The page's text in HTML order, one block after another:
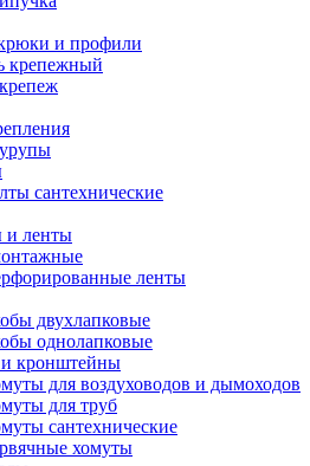
и профили
крепежный
сантехнические
и ленты
ленты
двухлапковые
однолапковые
кронштейны
для воздуховодов и дымоходов
для труб
сантехнические
хомуты